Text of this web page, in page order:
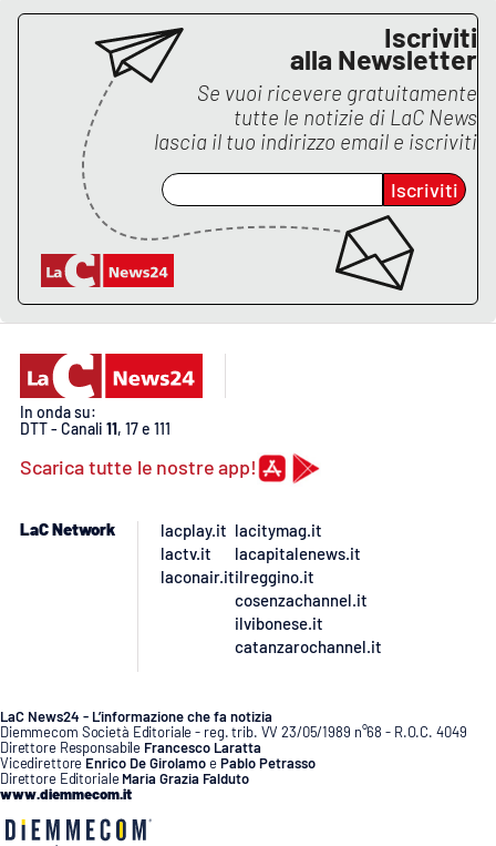
Crotone
Vibo Valentia
Reggio Calabria
Cosenza
Lamezia Terme
PROGETTI
SPECIALI
Buona Sanità Calabria
Storie
LAC
NETWORK
Iscriviti
alla Newsletter
Se vuoi ricevere gratuitamente
tutte le notizie di LaC News
lascia il tuo indirizzo email e iscriviti
Iscriviti
In onda su:
DTT - Canali 11, 17 e 111
Scarica tutte le nostre app!
LaC Network
lacplay.it
lactv.it
laconair.it
lacitymag.it
lacapitalenews.it
ilreggino.it
cosenzachannel.it
ilvibonese.it
catanzarochannel.it
LaC News24 - L’informazione che fa notizia
Diemmecom Società Editoriale - reg. trib. VV 23/05/1989 n°68 - R.O.C. 4049
Direttore Responsabile Francesco Laratta
Vicedirettore Enrico De GirolamoePablo Petrasso
Direttore Editoriale Maria Grazia Falduto
www.diemmecom.it